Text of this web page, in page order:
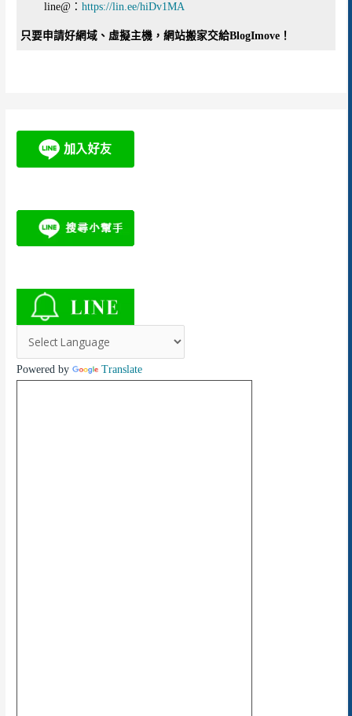
line@：https://lin.ee/hiDv1MA
只要申請好網域、虛擬主機，網站搬家交給BlogImove！
Powered by Translate